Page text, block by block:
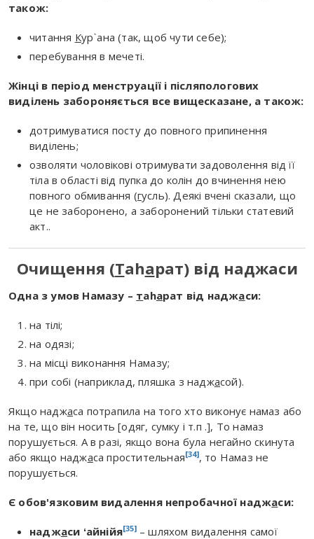
також:
читання Кур`ана (так, щоб чути себе);
перебування в мечеті.
Жінці в період менструації і післяпологових
виділень забороняється все вищесказане, а також:
дотримуватися посту до повного припинення
виділень;
озволяти чоловікові отримувати задоволення від її
тіла в області від пупка до колін до вчинення нею
повного обмивання (гусль). Деякі вчені сказали, що
це не заборонено, а заборонений тільки статевий
акт..
Очищення (Таhарат) від наджаси
Одна з умов Намазу – таhарат від наджаси:
на тілі;
на одязі;
на місці виконання Намазу;
при собі (наприклад, пляшка з наджасой).
Якщо наджаса потрапила на того хто виконує намаз або
на те, що він носить [одяг, сумку і т.п .], То намаз
порушується. А в разі, якщо вона була негайно скинута
або якщо наджаса простительная[34], то Намаз не
порушується.
Є обов'язковим видалення непробачної наджаси:
наджаси ʻайнійя[35]– шляхом видалення самої